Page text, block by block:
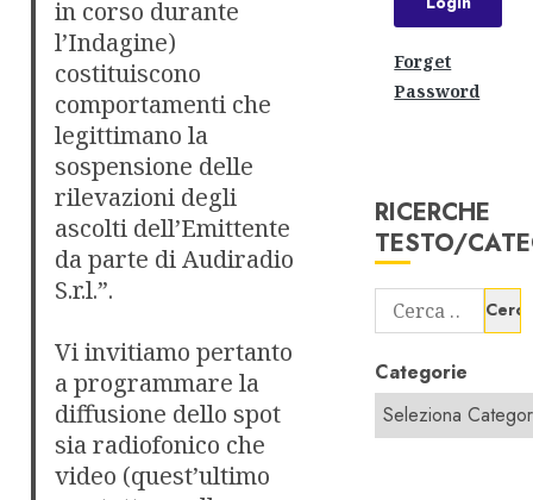
in corso durante
l’Indagine)
costituiscono
comportamenti che
legittimano la
sospensione delle
rilevazioni degli
ascolti dell’Emittente
da parte di Audiradio
S.r.l.”.
Vi invitiamo pertanto
a programmare la
diffusione dello spot
sia radiofonico che
video (quest’ultimo
Forget
Password
RICERCHE
TESTO/
Ricerca
per:
Categorie